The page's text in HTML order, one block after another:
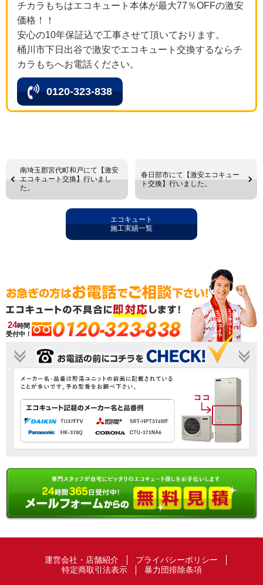
チカラもちはエコキュート本体が最大77％OFFの激安
価格！！
安心の10年保証込で工事させて頂いております。
桶川市下日出谷で激安でエコキュート交換するならチ
カラもちへお電話ください。
0120-323-838
南埼玉郡宮代町和戸にて【激安
エコキュート交換】行いまし
た。
春日部市にて【激安エコキュー
ト交換】行いました。
エコキュート
施工実績一覧
24時間
受付中！
0120-323-838
運営会社・店舗紹介
プライバシーポリシー
特定商取引法表示
暴力団排除条項